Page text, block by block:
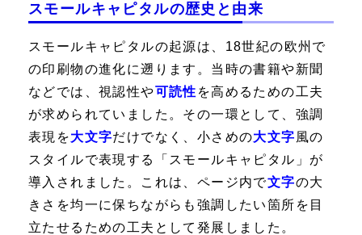
スモールキャピタルの歴史と由来
スモールキャピタルの起源は、18世紀の欧州で
の印刷物の進化に遡ります。当時の書籍や新聞
などでは、視認性や可読性 を高めるための工夫
が求められていました。その一環として、強調
表現を大文字だけでなく、小さめの大文字 風の
スタイルで表現する「スモールキャピタル」が
導入されました。これは、ページ内で文字の大
きさを均一に保ちながらも強調したい箇所を目
立たせるための工夫として発展しました。